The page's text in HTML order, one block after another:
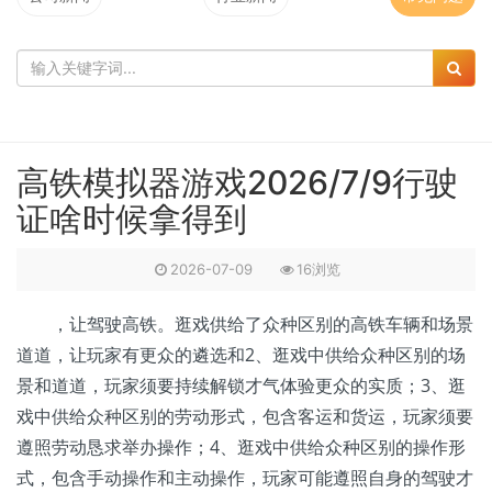
高铁模拟器游戏2026/7/9行驶
证啥时候拿得到
2026-07-09 16浏览
，让驾驶高铁。逛戏供给了众种区别的高铁车辆和场景
道道，让玩家有更众的遴选和2、逛戏中供给众种区别的场
景和道道，玩家须要持续解锁才气体验更众的实质；3、逛
戏中供给众种区别的劳动形式，包含客运和货运，玩家须要
遵照劳动恳求举办操作；4、逛戏中供给众种区别的操作形
式，包含手动操作和主动操作，玩家可能遵照自身的驾驶才